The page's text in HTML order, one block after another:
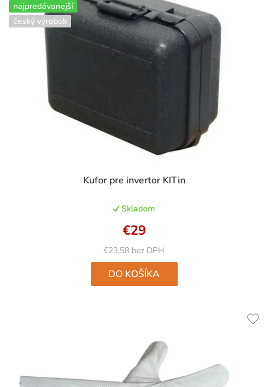
najpredávanejší
český výrobok
Kufor pre invertor KITin
hodnotenie
je
4,9
z
5
hviezdičiek.
Skladom
€23,58 bez DPH
€29
DO KOŠÍKA